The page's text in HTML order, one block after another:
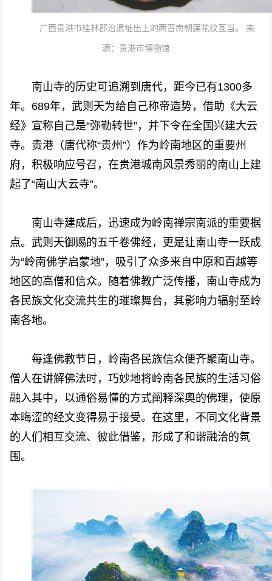
广西贵港市桂林郡治遗址出土的两晋南朝莲花纹瓦当。 来
源：贵港市博物馆
南山寺的历史可追溯到唐代，距今已有1300多
年。689年，武则天为给自己称帝造势，借助《大云
经》宣称自己是“弥勒转世”，并下令在全国兴建大云
寺。贵港（唐代称“贵州”）作为岭南地区的重要州
府，积极响应号召，在贵港城南风景秀丽的南山上建
起了“南山大云寺”。
南山寺建成后，迅速成为岭南禅宗南派的重要据
点。武则天御赐的五千卷佛经，更是让南山寺一跃成
为“岭南佛学启蒙地”，吸引了众多来自中原和百越等
地区的高僧和信众。随着佛教广泛传播，南山寺成为
各民族文化交流共生的璀璨舞台，其影响力辐射至岭
南各地。
每逢佛教节日，岭南各民族信众便齐聚南山寺。
僧人在讲解佛法时，巧妙地将岭南各民族的生活习俗
融入其中，以通俗易懂的方式阐释深奥的佛理，使原
本晦涩的经文变得易于接受。在这里，不同文化背景
的人们相互交流、彼此借鉴，形成了和谐融洽的氛
围。